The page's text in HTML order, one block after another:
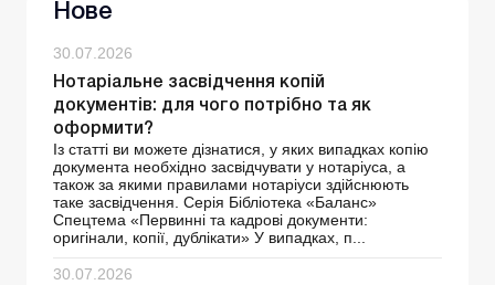
Нове
30.07.2026
Нотаріальне засвідчення копій
документів: для чого потрібно та як
оформити?
Із статті ви можете дізнатися, у яких випадках копію
документа необхідно засвідчувати у нотаріуса, а
також за якими правилами нотаріуси здійснюють
таке засвідчення. Серія Бібліотека «Баланс»
Спецтема «Первинні та кадрові документи:
оригінали, копії, дублікати» У випадках, п...
30.07.2026